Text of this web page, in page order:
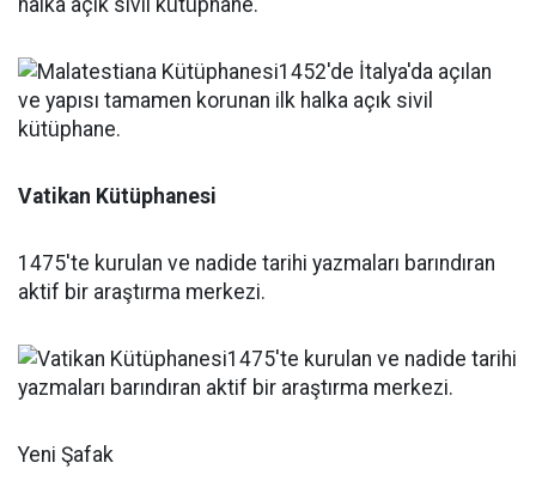
halka açık sivil kütüphane.
Vatikan Kütüphanesi
1475'te kurulan ve nadide tarihi yazmaları barındıran
aktif bir araştırma merkezi.
Yeni Şafak